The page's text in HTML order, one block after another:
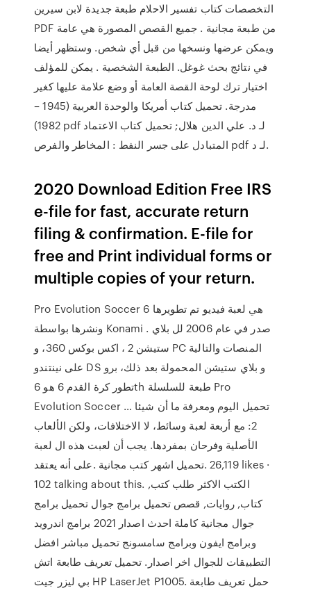
التخصصات كتاب تفسير الاحلام طبعة جديدة لابن سيرين
PDF من طبعة مجانية . جميع القصص المصورة هي عامة
ويمكن عرضها ونسخها من قبل أي شخص. وستظهر أيضا
في نتائج بحث غوغل. الطبعة الشخصية . يمكن للمؤلف
اختيار ترك لوحة القصة العامة أو وضع علامة عليها كغير
مدرجة. تحميل كتاب أمريكا والوحدة العربية (1945 –
1982) pdf لـ د. علي الدين هلال; تحميل كتاب الاعتماد
المتبادل على جسر النفط : المخاطر والفرص pdf لـ د.
2020 Download Edition Free IRS
e-file for fast, accurate return
filing & confirmation. E-file for
free and Print individual forms or
multiple copies of your return.
Pro Evolution Soccer 6 هي لعبة فيديو تم تطويرها
ونشرها بواسطة Konami . صدر في عام 2006 لل بلاي
ستيشن 2 ، اكس بوكس 360، و PC المنصات والتالية
على نينتندو DS و بلاي ستيشن المحمولة بعد ذلك، برو
تطور كرة القدم 6 هو 6th طبعة للسلسلة Pro
Evolution Soccer … تحميل اليوم ومعرفة ما أن شيئا
2: مع أربعة لعبة وسائط، لا الاختلافات، ولكن الألعاب
الأصلية وفرحان بمفردها. يجب أن لعبت هذه ال لعبة
على أنه يعتقد. ‎تحميل اشهر كتب مجانية‎. 26,119 likes ·
102 talking about this. ‎الكتب الاكثر طلب كتب,
كتاب, روايات, قصص تحميل برامج جوال تحميل برامج
جوال مجانية كاملة احدث اصدار 2021 برامج اندرويد
وبرامج ايفون وبرامج سامسونج تحميل مباشر افضل
التطبيقات للجوال اخر اصدار. تحميل تعريف طابعة اتش
بي ليزر جيت HP LaserJet P1005. حمل تعريف طابعة